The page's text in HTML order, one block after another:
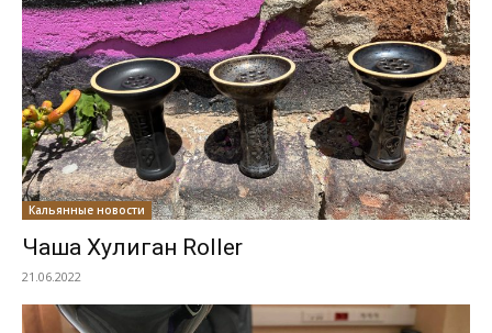
Кальянные новости
Чаша Хулиган Roller
21.06.2022